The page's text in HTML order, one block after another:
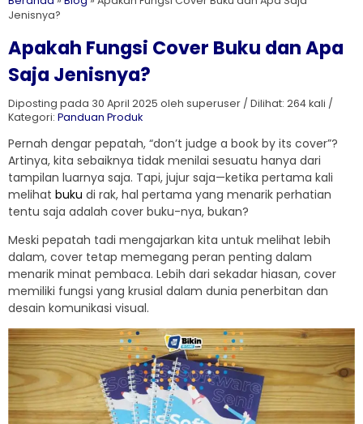
Jenisnya?
Apakah Fungsi Cover Buku dan Apa
Saja Jenisnya?
Diposting pada 30 April 2025 oleh superuser / Dilihat: 264 kali /
Kategori: Panduan Produk
Pernah dengar pepatah, “don’t judge a book by its cover”?
Artinya, kita sebaiknya tidak menilai sesuatu hanya dari
tampilan luarnya saja. Tapi, jujur saja—ketika pertama kali
melihat buku di rak, hal pertama yang menarik perhatian
tentu saja adalah cover buku-nya, bukan?
Meski pepatah tadi mengajarkan kita untuk melihat lebih
dalam, cover tetap memegang peran penting dalam
menarik minat pembaca. Lebih dari sekadar hiasan, cover
memiliki fungsi yang krusial dalam dunia penerbitan dan
desain komunikasi visual.